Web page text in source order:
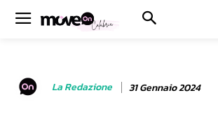
La Redazione 31 Gennaio 2024